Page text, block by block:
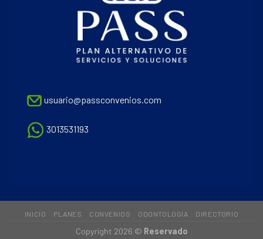
usuario@passconvenios.com
3013531193
INICIO PLANES CONVENIOS ODONTOLOGÍA DIRECTORIO
Copyright 2026 © Reservado